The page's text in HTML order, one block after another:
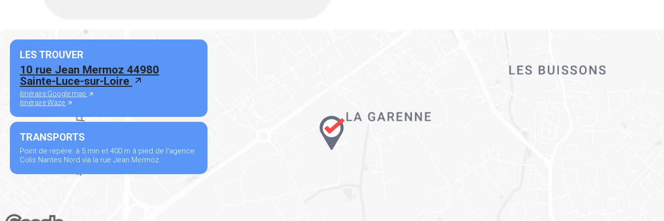
LES TROUVER
10 rue Jean Mermoz 44980
Sainte-Luce-sur-Loire
itinéraire Google map
itinéraire Waze
TRANSPORTS
Point de repère: à 5 min et 400 m à pied de l'agence
Colis Nantes Nord via la rue Jean Mermoz.